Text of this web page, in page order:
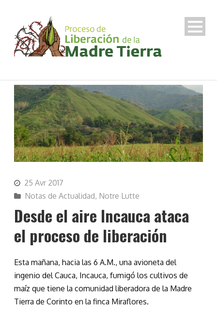
25 Avr 2017
Notas de Actualidad, Notre Lutte
Desde el aire Incauca ataca
el proceso de liberación
Esta mañana, hacia las 6 A.M., una avioneta del
ingenio del Cauca, Incauca, fumigó los cultivos de
maíz que tiene la comunidad liberadora de la Madre
Tierra de Corinto en la finca Miraflores.